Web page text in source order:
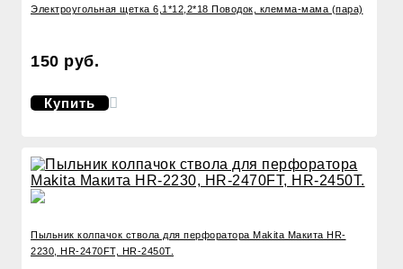
Электроугольная щетка 6,1*12,2*18 Поводок, клемма-мама (пара)
150 руб.
Купить
Пыльник колпачок ствола для перфоратора Makita Макита HR-
2230, HR-2470FT, HR-2450T.